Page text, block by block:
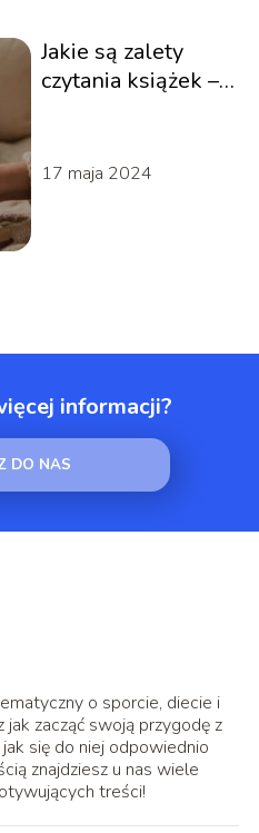
Jakie są zalety
czytania książek –
17 maja 2024
informacji?
DO NAS
o sporcie, diecie i
zacząć swoją przygodę z
się do niej odpowiednio
znajdziesz u nas wiele
treści!